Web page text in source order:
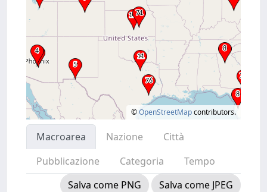
©OpenStreetMapcontributors.
Macroarea Nazione
Città
Pubblicazione
Categoria
Tempo
Salva come PNG
Salva come JPEG